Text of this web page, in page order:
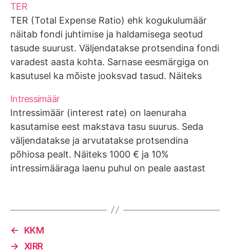
kasutatakse just sellel põhjusel seadusega
laenuintresside piiramiseks just KKM-i, mitte
intressi. Vastasel juhul oleks liiga lihtne
intressimäära langetada, aga…
TER
TER (Total Expense Ratio) ehk kogukulumäär
näitab fondi juhtimise ja haldamisega seotud
tasude suurust. Väljendatakse protsendina fondi
varadest aasta kohta. Sarnase eesmärgiga on
kasutusel ka mõiste jooksvad tasud. Näiteks
moodustasid fondi varadest 0,19%. Fondi
tootlust kuvatakse reeglina tasudejärgselt ehk
selle mõju tootlusele on…
Intressimäär
Intressimäär (interest rate) on laenuraha
kasutamise eest makstava tasu suurus. Seda
väljendatakse ja arvutatakse protsendina
põhiosa pealt. Näiteks 1000 € ja 10%
intressimääraga laenu puhul on peale aastast
makstakse ka põhiosa tagasi (nö
arvestatakse intressi…
←
KKM
→ XIRR